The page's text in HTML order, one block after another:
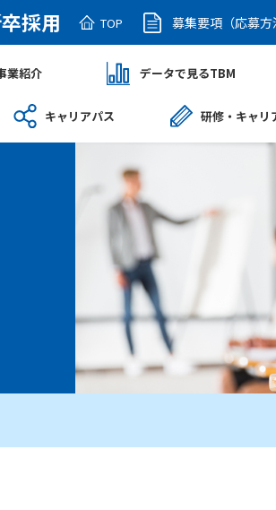
採用 TOP 募集要項（応募方
業紹介 データで見るTBM
キャリアパス 研修・キャリ